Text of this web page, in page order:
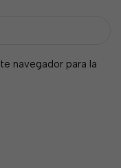
navegador para la